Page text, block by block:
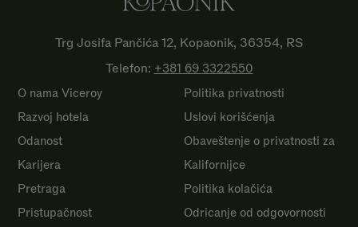
Trg Josifa Pančića 12, Kopaonik, 36354, RS
Telefon: +381 69 3322550
O nama Viceroy
Razvoj hotela
Odanost
Karijera
Pretraga
Pristupačnost
Politika privatnosti
Uslovi korišćenja
Obaveštenje o privatnosti za
Kalifornijce
Politika kolačića
Odricanje od odgovornosti